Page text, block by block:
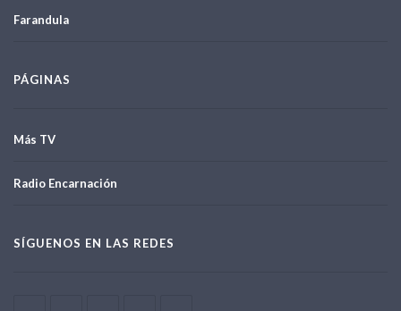
Farandula
PÁGINAS
Más TV
Radio Encarnación
SÍGUENOS EN LAS REDES